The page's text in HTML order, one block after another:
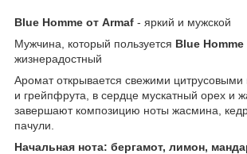
Blue Homme от Armaf - яркий и мужской
Мужчина, который пользуется Blue Homme
жизнерадостный
Аромат открывается свежими цитрусовыми
и грейпфрута, в сердце мускатный орех и
завершают композицию ноты жасмина,
пачули.
Начальная нота: бергамот, лимон,